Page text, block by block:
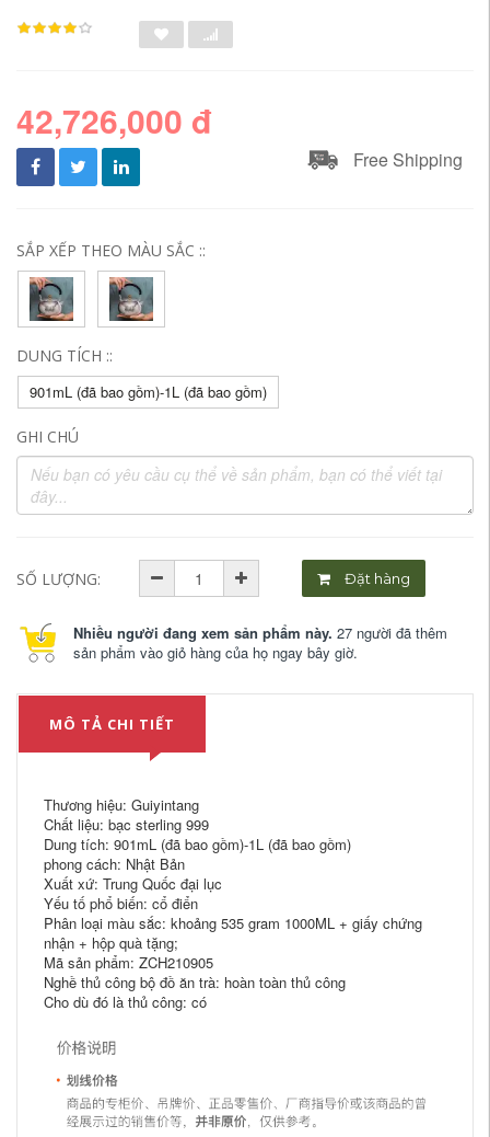
42,726,000 đ
Free Shipping
SẮP XẾP THEO MÀU SẮC ::
DUNG TÍCH ::
901mL (đã bao gồm)-1L (đã bao gồm)
GHI CHÚ
SỐ LƯỢNG: Đặt hàng
Nhiều người đang xem sản phẩm này. 27 người đã thêm
sản phẩm vào giỏ hàng của họ ngay bây giờ.
MÔ TẢ CHI TIẾT
Thương hiệu: Guiyintang
Chất liệu: bạc sterling 999
Dung tích: 901mL (đã bao gồm)-1L (đã bao gồm)
phong cách: Nhật Bản
Xuất xứ: Trung Quốc đại lục
Yếu tố phổ biến: cổ điển
Phân loại màu sắc: khoảng 535 gram 1000ML + giấy chứng
nhận + hộp quà tặng;
Mã sản phẩm: ZCH210905
Nghề thủ công bộ đồ ăn trà: hoàn toàn thủ công
Cho dù đó là thủ công: có